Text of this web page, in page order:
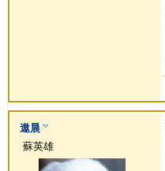
遨晨
蘇英雄